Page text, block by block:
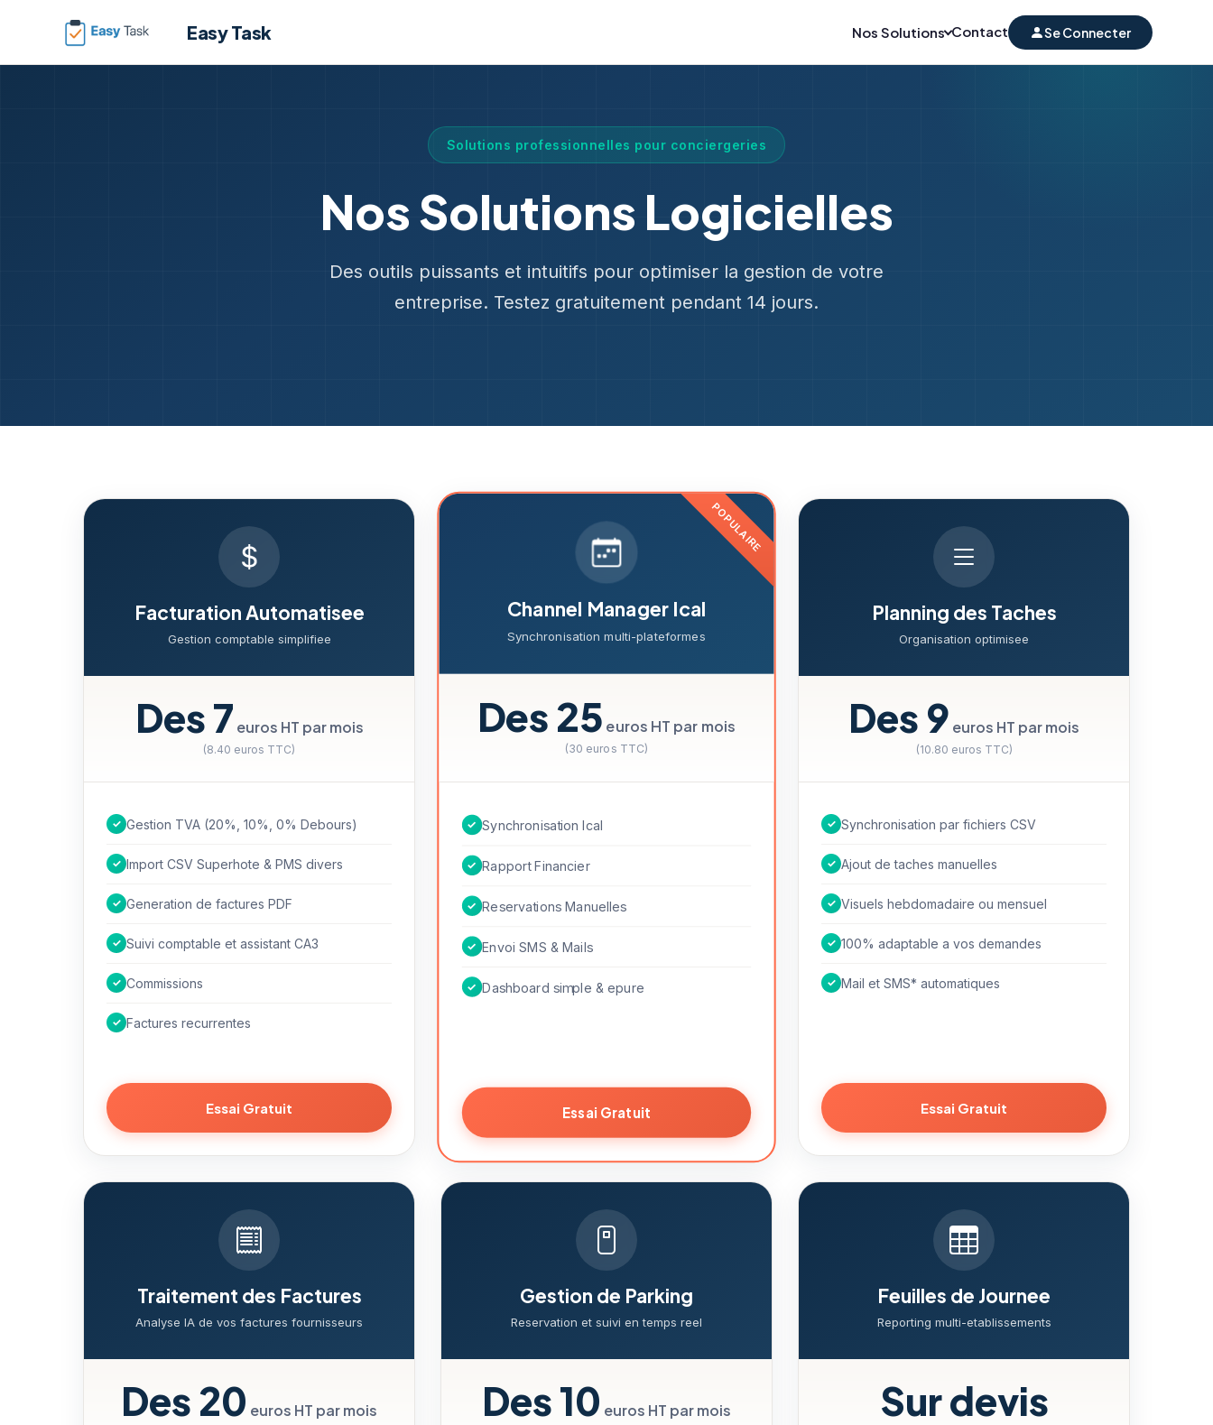
Easy Task Nos Solutions Contact Se Connecter
Solutions professionnelles pour conciergeries
Nos Solutions Logicielles
Des outils puissants et intuitifs pour optimiser la gestion de votre
entreprise. Testez gratuitement pendant 14 jours.
Facturation Automatisee
Gestion comptable simplifiee
Des 7 euros HT par mois
(8.40 euros TTC)
✓ Gestion TVA (20%, 10%, 0% Debours)
✓ Import CSV Superhote & PMS divers
✓ Generation de factures PDF
✓ Suivi comptable et assistant CA3
✓ Commissions
✓ Factures recurrentes
Essai Gratuit
POPULAIRE
Channel Manager Ical
Synchronisation multi-plateformes
Des 25 euros HT par mois
(30 euros TTC)
✓ Synchronisation Ical
✓ Rapport Financier
✓ Reservations Manuelles
✓ Envoi SMS & Mails
✓ Dashboard simple & epure
Essai Gratuit
Planning des Taches
Organisation optimisee
Des 9 euros HT par mois
(10.80 euros TTC)
✓ Synchronisation par fichiers CSV
✓ Ajout de taches manuelles
✓ Visuels hebdomadaire ou mensuel
✓ 100% adaptable a vos demandes
✓ Mail et SMS* automatiques
Essai Gratuit
Traitement des Factures
Analyse IA de vos factures fournisseurs
Des 20 euros HT par mois
Gestion de Parking
Reservation et suivi en temps reel
Des 10 euros HT par mois
Feuilles de Journee
Reporting multi-etablissements
Sur devis